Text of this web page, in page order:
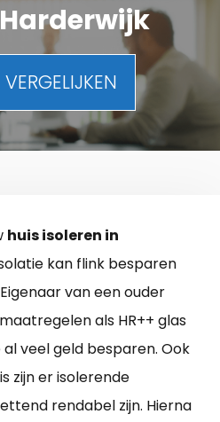
huis isoleren in
kan flink besparen
van een ouder
als HR++ glas
veel geld besparen. Ook
zijn er isolerende
rendabel zijn. Hierna